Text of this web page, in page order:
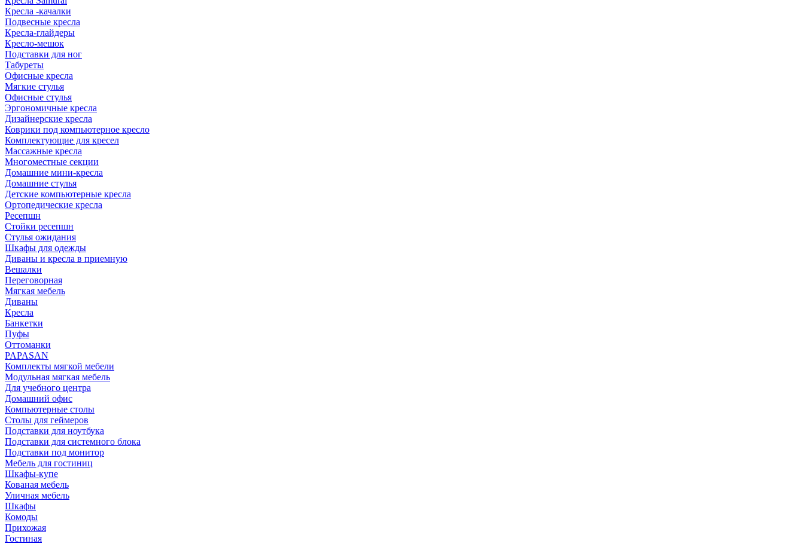
Кресла -качалки
Подвесные кресла
Кресла-глайдеры
Кресло-мешок
Подставки для ног
Табуреты
Офисные кресла
Мягкие стулья
Офисные стулья
Эргономичные кресла
Дизайнерские кресла
Коврики под компьютерное кресло
Комплектующие для кресел
Массажные кресла
Многоместные секции
Домашние мини-кресла
Домашние стулья
Детские компьютерные кресла
Ортопедические кресла
Ресепшн
Стойки ресепшн
Стулья ожидания
Шкафы для одежды
Диваны и кресла в приемную
Вешалки
Переговорная
Мягкая мебель
Диваны
Кресла
Банкетки
Пуфы
Оттоманки
PAPASAN
Комплекты мягкой мебели
Модульная мягкая мебель
Для учебного центра
Домашний офис
Компьютерные столы
Столы для геймеров
Подставки для ноутбука
Подставки для системного блока
Подставки под монитор
Мебель для гостиниц
Шкафы-купе
Кованая мебель
Уличная мебель
Шкафы
Комоды
Прихожая
Гостиная